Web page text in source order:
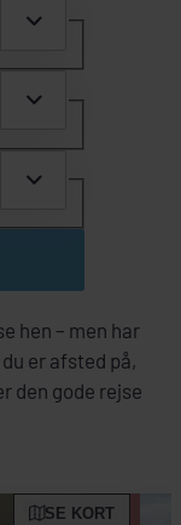
hen – men har
er afsted på,
den gode rejse
SE KORT